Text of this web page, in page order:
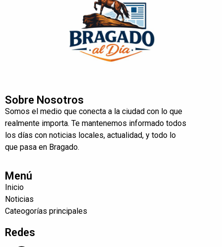
Sobre Nosotros
Somos el medio que conecta a la ciudad con lo que
realmente importa. Te mantenemos informado todos
los días con noticias locales, actualidad, y todo lo
que pasa en Bragado.
Menú
Inicio
Noticias
Cateogorías principales
Redes